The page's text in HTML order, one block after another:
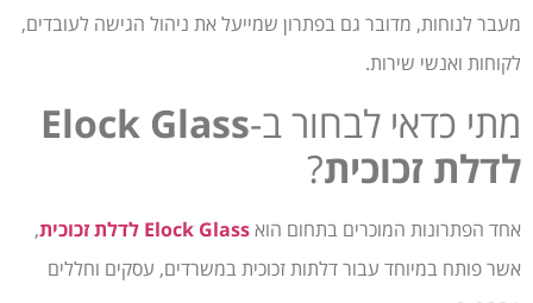
מעבר לנוחות, מדובר גם בפתרון שמייעל את ניהול הגישה לעובדים,
לקוחות ואנשי שירות.
מתי כדאי לבחור ב-Elock Glass
לדלת זכוכית?
אחד הפתרונות המוכרים בתחום הואElock Glass לדלת זכוכית
,
אשר פותח במיוחד עבור דלתות זכוכית במשרדים, עסקים וחללים